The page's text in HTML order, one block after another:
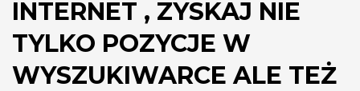
INTERNET , ZYSKAJ NIE
TYLKO POZYCJE W
WYSZUKIWARCE ALE TEŻ